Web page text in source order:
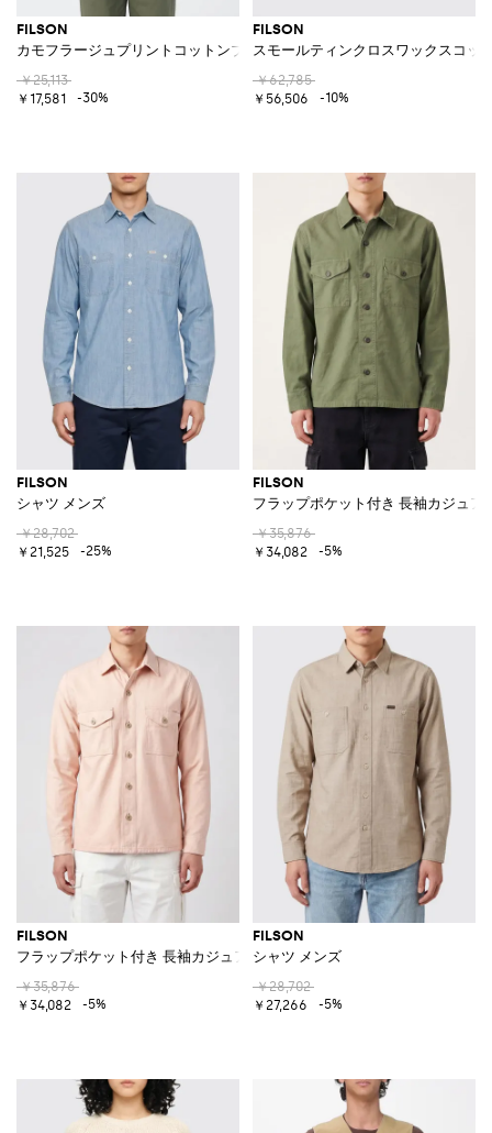
FILSON
カモフラージュプリントコットンブレンドカジュアルシャツ
￥25,113
￥17,581
-30%
FILSON
スモールティンクロスワックスコッ
￥62,785
￥56,506
-10%
FILSON
シャツ メンズ
￥28,702
￥21,525
-25%
FILSON
フラップポケット付き 長袖カジュア
￥35,876
￥34,082
-5%
FILSON
フラップポケット付き 長袖カジュアルコットンシャツ
￥35,876
￥34,082
-5%
FILSON
シャツ メンズ
￥28,702
￥27,266
-5%